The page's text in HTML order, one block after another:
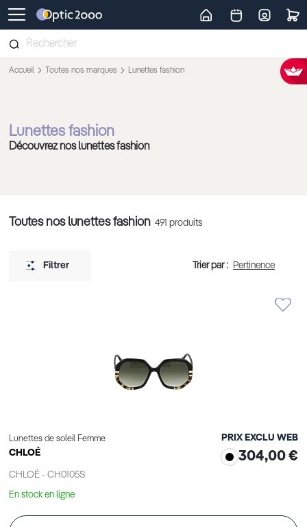
Retour vers la page d'accueil
Accueil Toutes nos marques Lunettes fashion
Lunettes fashion
Découvrez nos lunettes fashion
Toutes nos lunettes fashion 491 produits
Lunettes de soleil Femme
CHLOÉ
CHLOÉ - CH0105S
PRIX EXCLU WEB
304,00 €
En stock en ligne
Filtrer Trier par :